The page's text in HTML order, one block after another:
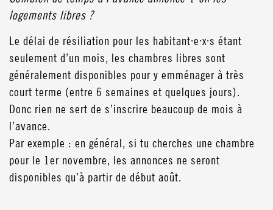
logements libres ?
Le délai de résiliation pour les habitant·e·x·s étant
seulement d’un mois, les chambres libres sont
généralement disponibles pour y emménager à très
court terme (entre 6 semaines et quelques jours).
Donc rien ne sert de s’inscrire beaucoup de mois à
l’avance.
Par exemple : en général, si tu cherches une chambre
pour le 1er novembre, les annonces ne seront
disponibles qu’à partir de début août.